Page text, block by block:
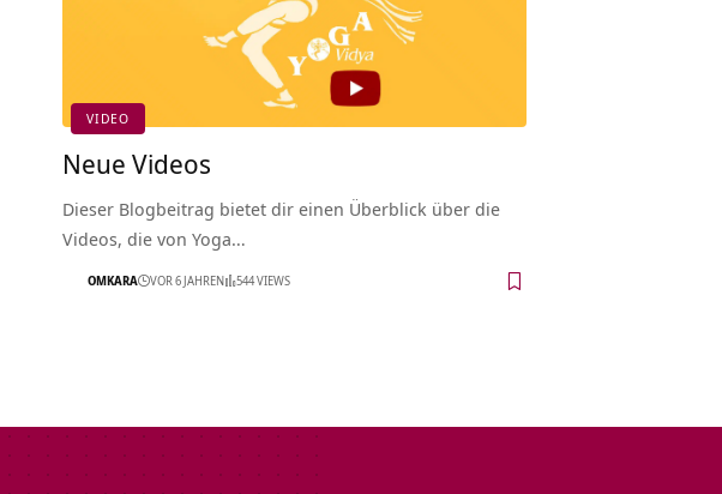
VIDEO
Neue Videos
Dieser Blogbeitrag bietet dir einen Überblick über die
Videos, die von Yoga…
OMKARA VOR 6 JAHREN 544 VIEWS